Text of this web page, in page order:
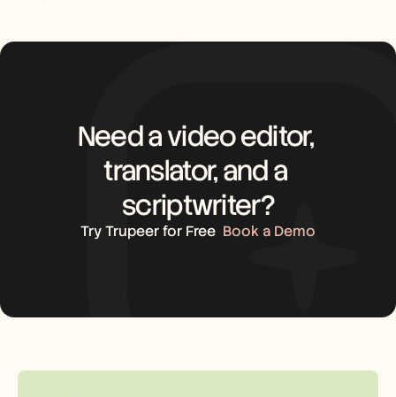
Need a video editor,
translator, and a
scriptwriter?
Try Trupeer for Free Book a Demo